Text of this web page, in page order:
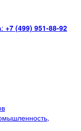
+7 (499) 951-88-92